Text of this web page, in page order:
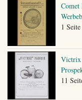
Comet
1 Seite
Victrix
11